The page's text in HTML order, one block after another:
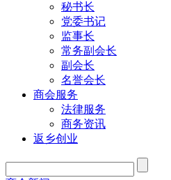
秘书长
党委书记
监事长
常务副会长
副会长
名誉会长
商会服务
法律服务
商务资讯
返乡创业